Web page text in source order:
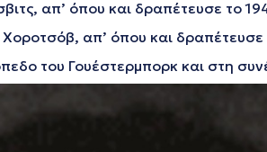
απ’ όπου και δραπέτευσε το
απ’ όπου και
του Γουέστερμπορκ και στη